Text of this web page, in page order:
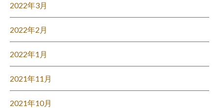
2022年3月
2022年2月
2022年1月
2021年11月
2021年10月